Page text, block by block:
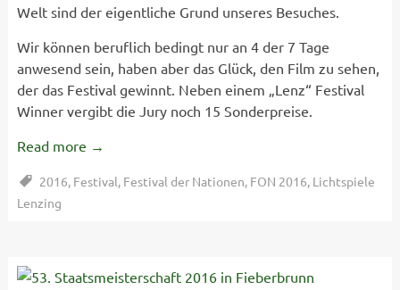
Welt sind der eigentliche Grund unseres Besuches.
Wir können beruflich bedingt nur an 4 der 7 Tage
anwesend sein, haben aber das Glück, den Film zu sehen,
der das Festival gewinnt. Neben einem „Lenz“ Festival
Winner vergibt die Jury noch 15 Sonderpreise.
Read more →
2016, Festival, Festival der Nationen, FON 2016, Lichtspiele
Lenzing